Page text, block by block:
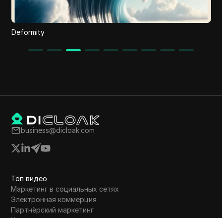
business@dicloak.com
Топ видео
Маркетинг в социальных сетях
Электронная коммерция
Партнёрский маркетинг